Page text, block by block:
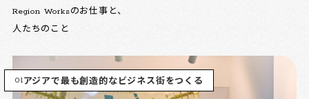
Region Worksのお仕事と、
人たちのこと
01アジアで最も創造的なビジネス街をつくる